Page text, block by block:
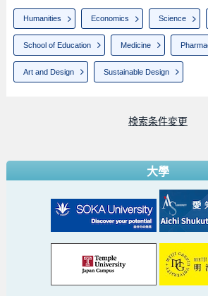
Humanities Economics Science
School of Education Medicine
Art and Design Sustainable Design
検索条件変更
大學